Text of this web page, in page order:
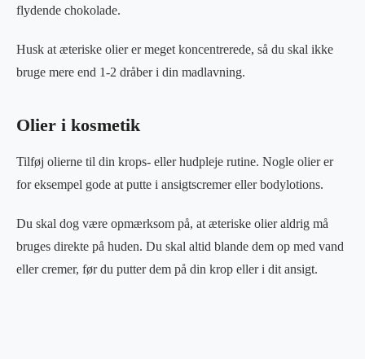
flydende chokolade.
Husk at æteriske olier er meget koncentrerede, så du skal ikke
bruge mere end 1-2 dråber i din madlavning.
Olier i kosmetik
Tilføj olierne til din krops- eller hudpleje rutine. Nogle olier er
for eksempel gode at putte i ansigtscremer eller bodylotions.
Du skal dog være opmærksom på, at æteriske olier aldrig må
bruges direkte på huden. Du skal altid blande dem op med vand
eller cremer, før du putter dem på din krop eller i dit ansigt.